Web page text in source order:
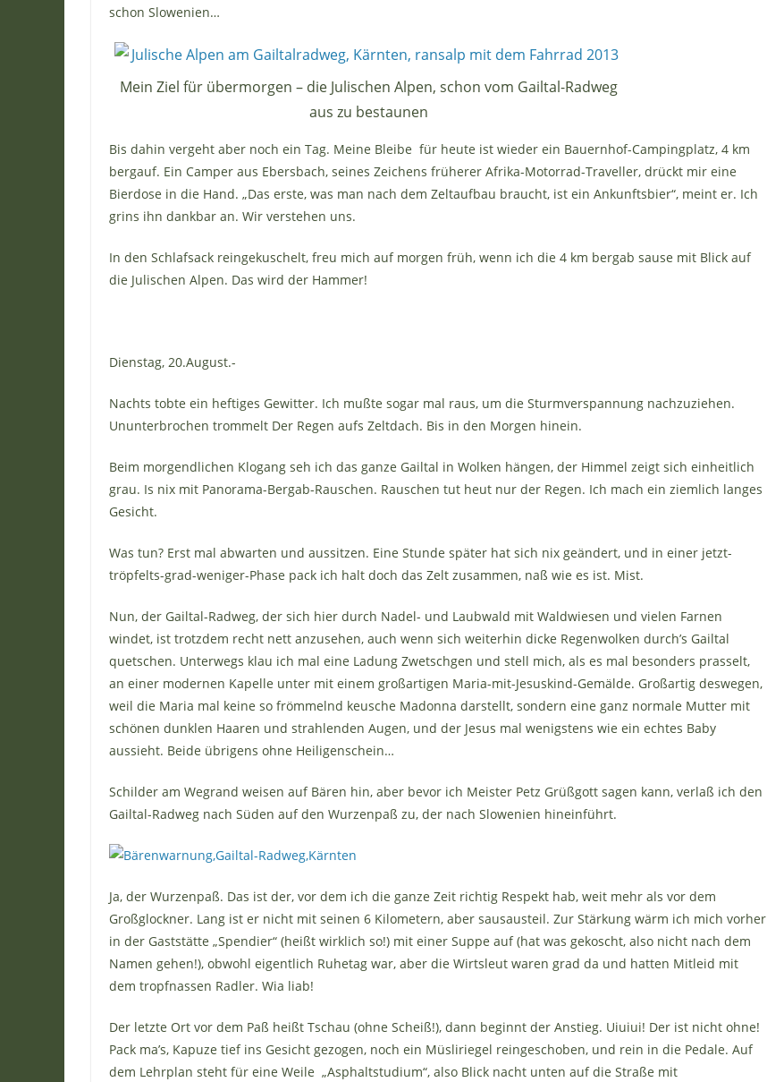
schon Slowenien…
Mein Ziel für übermorgen – die Julischen Alpen, schon vom Gailtal-Radweg
aus zu bestaunen
Bis dahin vergeht aber noch ein Tag. Meine Bleibe für heute ist wieder ein Bauernhof-Campingplatz, 4 km
bergauf. Ein Camper aus Ebersbach, seines Zeichens früherer Afrika-Motorrad-Traveller, drückt mir eine
Bierdose in die Hand. „Das erste, was man nach dem Zeltaufbau braucht, ist ein Ankunftsbier“, meint er. Ich
grins ihn dankbar an. Wir verstehen uns.
In den Schlafsack reingekuschelt, freu mich auf morgen früh, wenn ich die 4 km bergab sause mit Blick auf
die Julischen Alpen. Das wird der Hammer!
Dienstag, 20.August.-
Nachts tobte ein heftiges Gewitter. Ich mußte sogar mal raus, um die Sturmverspannung nachzuziehen.
Ununterbrochen trommelt Der Regen aufs Zeltdach. Bis in den Morgen hinein.
Beim morgendlichen Klogang seh ich das ganze Gailtal in Wolken hängen, der Himmel zeigt sich einheitlich
grau. Is nix mit Panorama-Bergab-Rauschen. Rauschen tut heut nur der Regen. Ich mach ein ziemlich langes
Gesicht.
Was tun? Erst mal abwarten und aussitzen. Eine Stunde später hat sich nix geändert, und in einer jetzt-
tröpfelts-grad-weniger-Phase pack ich halt doch das Zelt zusammen, naß wie es ist. Mist.
Nun, der Gailtal-Radweg, der sich hier durch Nadel- und Laubwald mit Waldwiesen und vielen Farnen
windet, ist trotzdem recht nett anzusehen, auch wenn sich weiterhin dicke Regenwolken durch’s Gailtal
quetschen. Unterwegs klau ich mal eine Ladung Zwetschgen und stell mich, als es mal besonders prasselt,
an einer modernen Kapelle unter mit einem großartigen Maria-mit-Jesuskind-Gemälde. Großartig deswegen,
weil die Maria mal keine so frömmelnd keusche Madonna darstellt, sondern eine ganz normale Mutter mit
schönen dunklen Haaren und strahlenden Augen, und der Jesus mal wenigstens wie ein echtes Baby
aussieht. Beide übrigens ohne Heiligenschein…
Schilder am Wegrand weisen auf Bären hin, aber bevor ich Meister Petz Grüßgott sagen kann, verlaß ich den
Gailtal-Radweg nach Süden auf den Wurzenpaß zu, der nach Slowenien hineinführt.
Ja, der Wurzenpaß. Das ist der, vor dem ich die ganze Zeit richtig Respekt hab, weit mehr als vor dem
Großglockner. Lang ist er nicht mit seinen 6 Kilometern, aber sausausteil. Zur Stärkung wärm ich mich vorher
in der Gaststätte „Spendier“ (heißt wirklich so!) mit einer Suppe auf (hat was gekoscht, also nicht nach dem
Namen gehen!), obwohl eigentlich Ruhetag war, aber die Wirtsleut waren grad da und hatten Mitleid mit
dem tropfnassen Radler. Wia liab!
Der letzte Ort vor dem Paß heißt Tschau (ohne Scheiß!), dann beginnt der Anstieg. Uiuiui! Der ist nicht ohne!
Pack ma’s, Kapuze tief ins Gesicht gezogen, noch ein Müsliriegel reingeschoben, und rein in die Pedale. Auf
dem Lehrplan steht für eine Weile „Asphaltstudium“, also Blick nacht unten auf die Straße mit